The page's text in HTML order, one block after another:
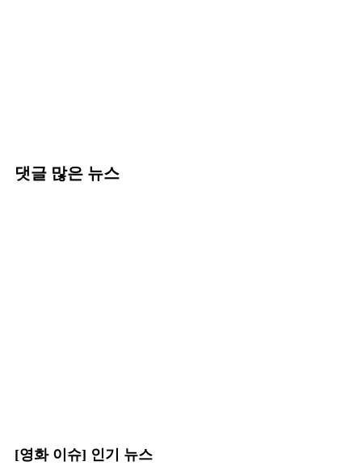
댓글 많은 뉴스
[영화 이슈] 인기 뉴스